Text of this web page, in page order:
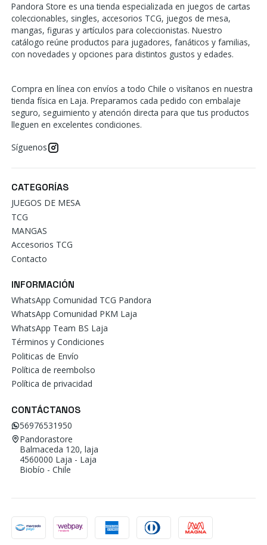
Pandora Store es una tienda especializada en juegos de cartas
coleccionables, singles, accesorios TCG, juegos de mesa,
mangas, figuras y artículos para coleccionistas. Nuestro
catálogo reúne productos para jugadores, fanáticos y familias,
con novedades y opciones para distintos gustos y edades.
Compra en línea con envíos a todo Chile o visítanos en nuestra
tienda física en Laja. Preparamos cada pedido con embalaje
seguro, seguimiento y atención directa para que tus productos
lleguen en excelentes condiciones.
Síguenos
CATEGORÍAS
JUEGOS DE MESA
TCG
MANGAS
Accesorios TCG
Contacto
INFORMACIÓN
WhatsApp Comunidad TCG Pandora
WhatsApp Comunidad PKM Laja
WhatsApp Team BS Laja
Términos y Condiciones
Politicas de Envío
Política de reembolso
Política de privacidad
CONTÁCTANOS
56976531950
Pandorastore
Balmaceda 120, laja
4560000 Laja - Laja
Biobío - Chile